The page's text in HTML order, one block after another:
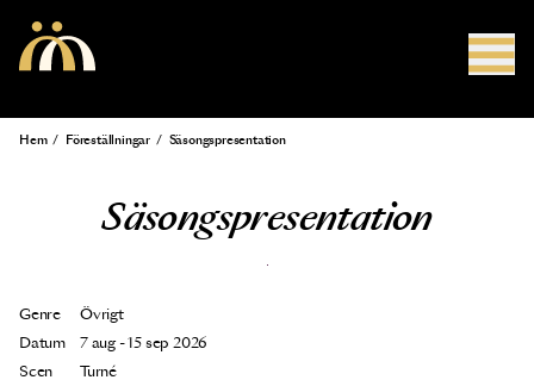
Länkstig
Hem / Föreställningar / Säsongspresentation
Säsongspresentation
Genre
Övrigt
Datum
7 aug - 15 sep 2026
Scen
Turné